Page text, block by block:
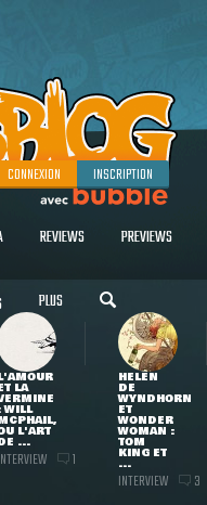
CONNEXION INSCRIPTION
REVIEWS PREVIEWS
PLUS
LA
WILL
L'ART
...
1
HELEN
DE
WYNDHORN
ET
WONDER
WOMAN :
TOM
KING ET
...
INTERVIEW 3